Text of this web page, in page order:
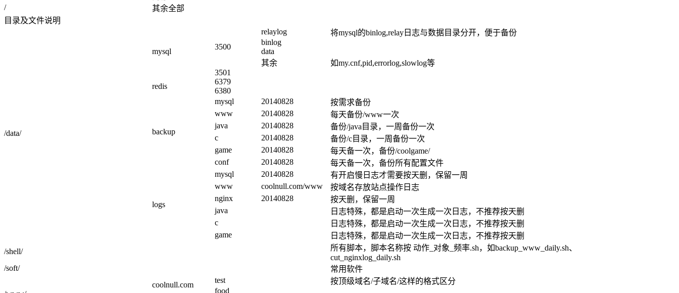
/
其余全部
目录及文件说明
/data/
mysql
3500
relaylog
将mysql的binlog,relay日志与数据目录分开，便于备份
binlog
data
其余
如my.cnf,pid,errorlog,slowlog等
3501
redis
6379
6380
backup
mysql 20140828
按需求备份
www
20140828
每天备份/www一次
java
20140828
备份/java目录，一周备份一次
c
20140828
备份/c目录，一周备份一次
game
20140828
每天备一次，备份/coolgame/
conf
20140828 每天备一次，备份所有配置文件
logs
mysql 20140828
有开启慢日志才需要按天删，保留一周
www
coolnull.com/www
按域名存放站点操作日志
nginx
20140828
按天删，保留一周
java
日志特殊，都是启动一次生成一次日志，不推荐按天删
c
日志特殊，都是启动一次生成一次日志，不推荐按天删
game
日志特殊，都是启动一次生成一次日志，不推荐按天删
/shell/
所有脚本，脚本名称按 动作_对象_频率.sh，如backup_www_daily.sh、
cut_nginxlog_daily.sh
/soft/
常用软件
coolnull.com
test
按顶级域名/子域名/这样的格式区分
food